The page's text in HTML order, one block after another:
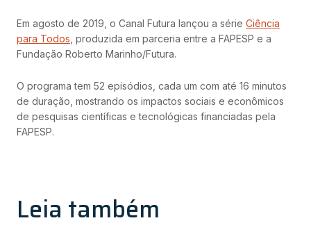
Em agosto de 2019, o Canal Futura lançou a série Ciência
para Todos , produzida em parceria entre a FAPESP e a
Fundação Roberto Marinho/Futura.
O programa tem 52 episódios, cada um com até 16 minutos
de duração, mostrando os impactos sociais e econômicos
de pesquisas científicas e tecnológicas financiadas pela
FAPESP.
Leia também